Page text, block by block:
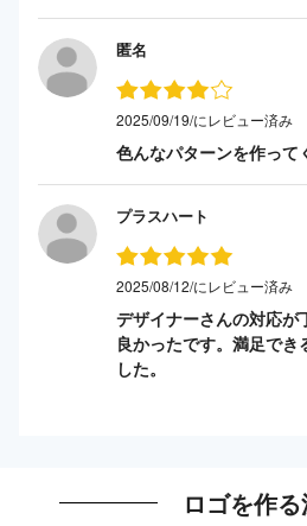
匿名
2025/09/19/にレビュー済み
色んなパターンを作って
プラスハート
2025/08/12/にレビュー済み
デザイナーさんの対応が
良かったです。満足でき
した。
ロゴを作